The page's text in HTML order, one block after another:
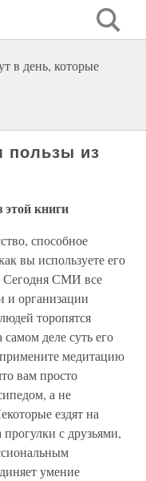
в день, которые
пользы из
книги
способное
вы используете его
Сегодня СМИ все
и организации
торопятся
деле суть его
медитацию
вам просто
а не
ездят на
с друзьями,
умение